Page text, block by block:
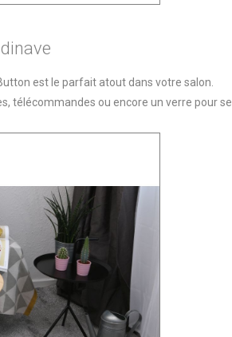
est le parfait atout dans votre salon.
télécommandes ou encore un verre pour se